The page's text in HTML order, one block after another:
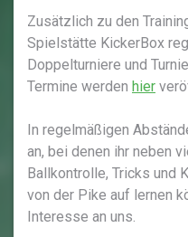
Zusätzlich zu den
Spielstätte KickerBox
Doppelturniere und
Termine werden hier
In regelmäßigen
an, bei denen ihr neben
Ballkontrolle, Tricks und
von der Pike auf lernen
Interesse an uns.